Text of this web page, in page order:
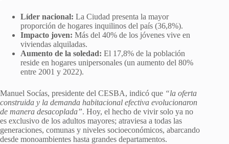
Líder nacional: La Ciudad presenta la mayor
proporción de hogares inquilinos del país (36,8%).
Impacto joven: Más del 40% de los jóvenes vive en
viviendas alquiladas.
Aumento de la soledad: El 17,8% de la población
reside en hogares unipersonales (un aumento del 80%
entre 2001 y 2022).
Manuel Socías, presidente del CESBA, indicó que “la oferta
construida y la demanda habitacional efectiva evolucionaron
de manera desacoplada”. Hoy, el hecho de vivir solo ya no
es exclusivo de los adultos mayores; atraviesa a todas las
generaciones, comunas y niveles socioeconómicos, abarcando
desde monoambientes hasta grandes departamentos.